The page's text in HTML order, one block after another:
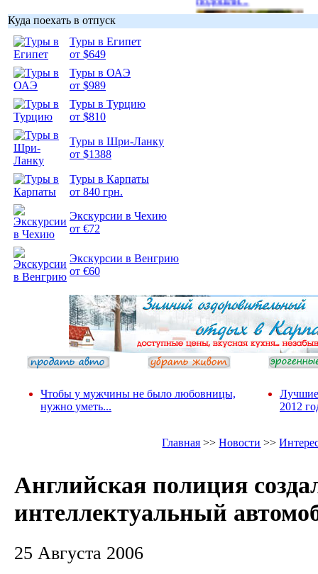
Куда поехать в отпуск
Туры в Египет
от $649
Туры в ОАЭ
от $989
Туры в Турцию
от $810
Туры в Шри-Ланку
от $1388
Туры в Карпаты
от 840 грн.
Экскурсии в Чехию
от €72
Экскурсии в Венгрию
от €60
Чтобы у мужчины не было любовницы,
нужно уметь...
Лучшие
2012
Главная >>Новости >>
Английская полиция
интеллектуальный
25 Августа 2006